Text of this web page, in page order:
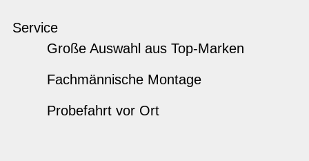
Service
Große Auswahl aus Top-Marken
Fachmännische Montage
Probefahrt vor Ort